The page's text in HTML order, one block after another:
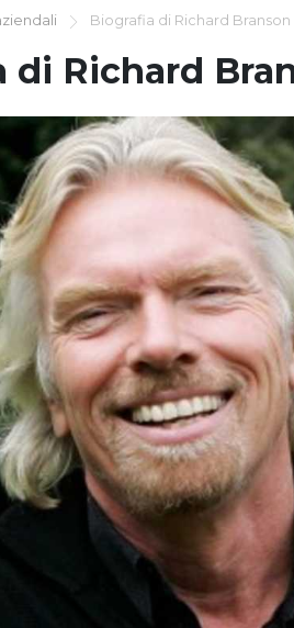
Biografia di Richard Branson
di Richard